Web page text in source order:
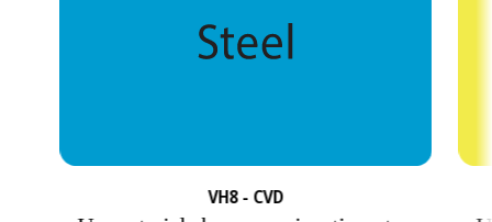
VH8 - CVD